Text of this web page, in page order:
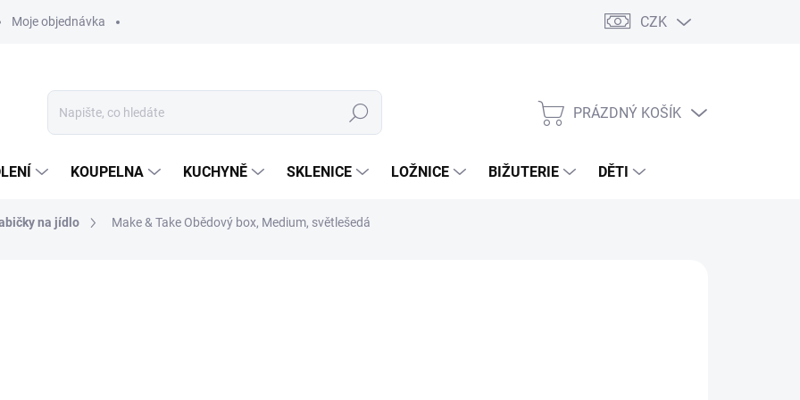
Moje objednávka CZK
Hledat
NÁKUPNÍ
PRÁZDNÝ KOŠÍK
KOUPELNA KUCHYNĚ SKLENICE LOŽNICE BIŽUTERIE DĚTI
na jídlo Make & Take Obědový box, Medium, světlešedá